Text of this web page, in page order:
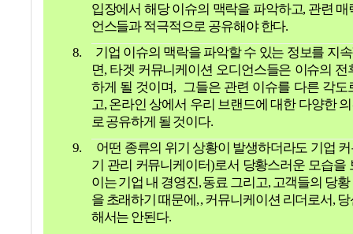
입장에서 해당 이슈의 맥락을 파악하고, 관련 매
언스들과 적극적으로 공유해야 한다.
8.
기업 이슈의 맥락을 파악할 수 있는 정보를 지
면, 타겟 커뮤니케이션 오디언스들은 이슈의 전
하게 될 것이며, 그들은 관련 이슈를 다른 각도
고,온라인 상에서 우리 브랜드에 대한 다양한
로 공유하게 될 것이다.
9.
어떤 종류의 위기 상황이 발생하더라도 기업
기 관리 커뮤니케이터)로서 당황스러운 모습을
이는 기업 내 경영진,동료 그리고,고객들의 당
을 초래하기 때문에, ,커뮤니케이션 리더로서,
해서는 안된다.